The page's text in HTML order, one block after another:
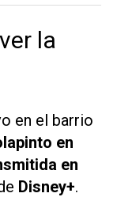
la
en el barrio
en
en
Disney+.